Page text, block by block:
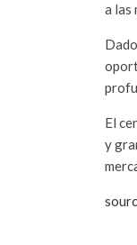
a las
El
y